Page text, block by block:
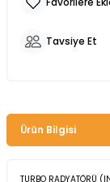
Tavsiye Et
Ürün Bilgisi
TURBO RADYATÖRÜ